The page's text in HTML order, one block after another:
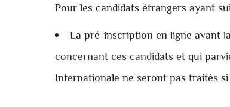
Pour les candidats étrangers ayant
La pré-inscription en ligne avant
concernant ces candidats et qui
Internationale ne seront pas traités